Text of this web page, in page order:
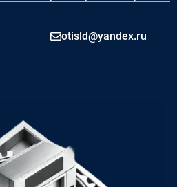
otisld@yandex.ru